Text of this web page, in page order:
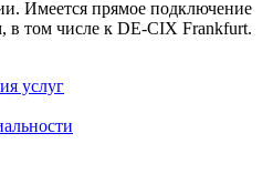
Имеется прямое подключение
в том числе к DE-CIX Frankfurt.
услуг